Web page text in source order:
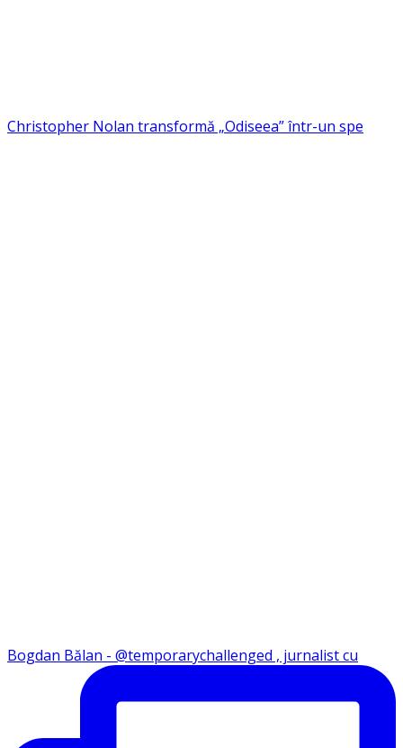
Christopher Nolan transformă „Odiseea” într-un spe
Bogdan Bălan - @temporarychallenged , jurnalist cu